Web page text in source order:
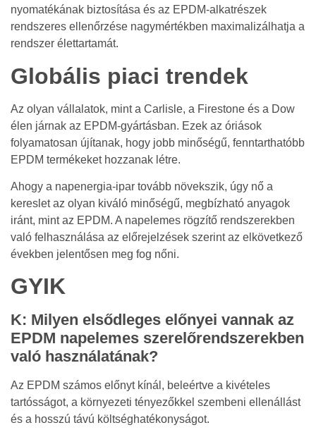
nyomatékának biztosítása és az EPDM-alkatrészek
rendszeres ellenőrzése nagymértékben maximalizálhatja a
rendszer élettartamát.
Globális piaci trendek
Az olyan vállalatok, mint a Carlisle, a Firestone és a Dow
élen járnak az EPDM-gyártásban. Ezek az óriások
folyamatosan újítanak, hogy jobb minőségű, fenntarthatóbb
EPDM termékeket hozzanak létre.
Ahogy a napenergia-ipar tovább növekszik, úgy nő a
kereslet az olyan kiváló minőségű, megbízható anyagok
iránt, mint az EPDM. A napelemes rögzítő rendszerekben
való felhasználása az előrejelzések szerint az elkövetkező
években jelentősen meg fog nőni.
GYIK
K: Milyen elsődleges előnyei vannak az
EPDM napelemes szerelőrendszerekben
való használatának?
Az EPDM számos előnyt kínál, beleértve a kivételes
tartósságot, a környezeti tényezőkkel szembeni ellenállást
és a hosszú távú költséghatékonyságot.